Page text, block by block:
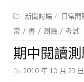
新聞討論 日常閒
常
書 測驗 考試
期中閱讀
On 2010 年 10 月 23 日